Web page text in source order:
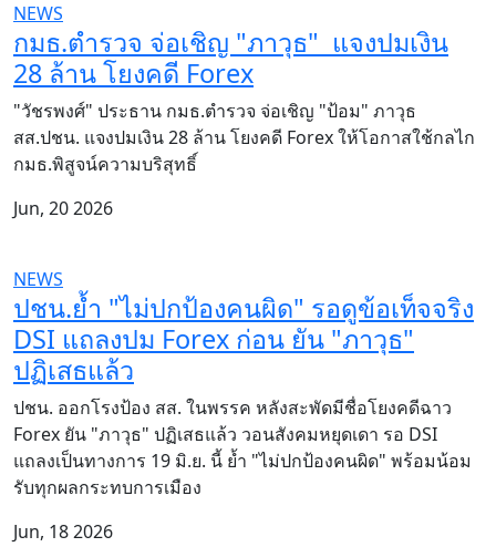
NEWS
กมธ.ตำรวจ จ่อเชิญ "ภาวุธ" แจงปมเงิน
28 ล้าน โยงคดี Forex
"วัชรพงศ์" ประธาน กมธ.ตำรวจ จ่อเชิญ "ป้อม" ภาวุธ
สส.ปชน. แจงปมเงิน 28 ล้าน โยงคดี Forex ให้โอกาสใช้กลไก
กมธ.พิสูจน์ความบริสุทธิ์
Jun, 20 2026
NEWS
ปชน.ย้ำ "ไม่ปกป้องคนผิด" รอดูข้อเท็จจริง
DSI แถลงปม Forex ก่อน ยัน "ภาวุธ"
ปฏิเสธแล้ว
ปชน. ออกโรงป้อง สส. ในพรรค หลังสะพัดมีชื่อโยงคดีฉาว
Forex ยัน "ภาวุธ" ปฏิเสธแล้ว วอนสังคมหยุดเดา รอ DSI
แถลงเป็นทางการ 19 มิ.ย. นี้ ย้ำ "ไม่ปกป้องคนผิด" พร้อมน้อม
รับทุกผลกระทบการเมือง
Jun, 18 2026